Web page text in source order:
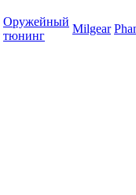
Оружейный
тюнинг
Milgear